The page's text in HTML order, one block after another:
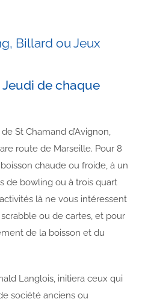
Billard ou Jeux
de chaque
St Chamand d’Avignon,
route de Marseille. Pour 8
chaude ou froide, à un
de bowling ou à trois quart
là ne vous intéressent
ou de cartes, et pour
de la boisson et du
Langlois, initiera ceux qui
société anciens ou